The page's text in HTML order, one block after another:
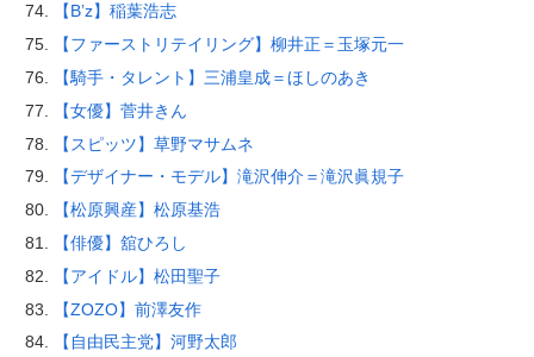
【B’z】稲葉浩志
【ファーストリテイリング】柳井正＝玉塚元一
【騎手・タレント】三浦皇成＝ほしのあき
【女優】菅井きん
【スピッツ】草野マサムネ
【デザイナー・モデル】滝沢伸介＝滝沢眞規子
【松原興産】松原基浩
【俳優】舘ひろし
【アイドル】松田聖子
【ZOZO】前澤友作
【自由民主党】河野太郎